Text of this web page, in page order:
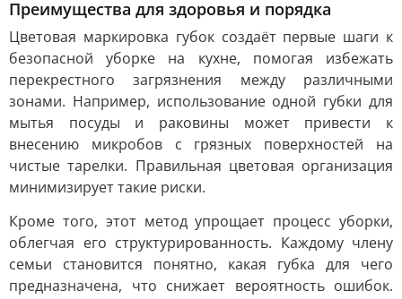
Преимущества для здоровья и порядка
Цветовая маркировка губок создаёт первые шаги к
безопасной уборке на кухне, помогая избежать
перекрестного загрязнения между различными
зонами. Например, использование одной губки для
мытья посуды и раковины может привести к
внесению микробов с грязных поверхностей на
чистые тарелки. Правильная цветовая организация
минимизирует такие риски.
Кроме того, этот метод упрощает процесс уборки,
облегчая его структурированность. Каждому члену
семьи становится понятно, какая губка для чего
предназначена, что снижает вероятность ошибок.